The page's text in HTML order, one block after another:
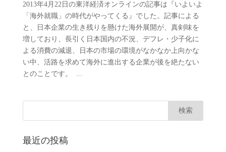
2013年4月22日の東洋経済オンラインの記事は『いよいよ
「海外就職」の時代がやってくる』でした。記事による
と、日本企業の生き残りを懸けた海外展開が、真剣味を
増しており、長引く日本国内の不況、デフレ・少子化に
よる消費の減退、日本の市場の環境がなかなか上向かな
い中、活路を求めて海外に進出する企業が後を絶たない
とのことです。 ...
最近の投稿